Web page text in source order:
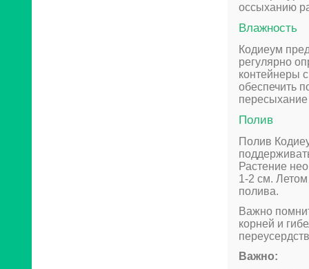
оссыханию
Влажность
Кодиеум
регулярно
контейнеры
обеспечить
Полив
Полив
Растение
1-2 см.
полива.
Важно
корней и
Важно: